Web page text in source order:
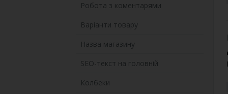
Робота з коментарями
Варіанти товару
Назва магазину
SEO-текст на головній
Колбеки